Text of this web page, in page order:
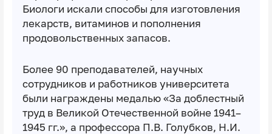
Биологи искали способы для изготовления
лекарств, витаминов и пополнения
продовольственных запасов.
Более 90 преподавателей, научных
сотрудников и работников университета
были награждены медалью «За доблестный
труд в Великой Отечественной войне 1941–
1945 гг.», а профессора П.В. Голубков, Н.И.